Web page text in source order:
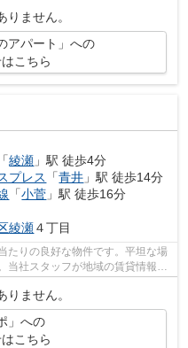
りません。
アパート」への
こちら
「綾瀬 」駅 徒歩4分
プレス
「青井 」駅 徒歩14分
「小菅 」駅 徒歩16分
綾瀬４丁目
たりの良好な物件です。平坦な場
社スタッフが地域の賃貸情報を
りません。
」への
こちら